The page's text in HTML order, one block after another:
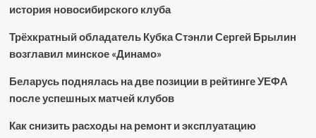
история новосибирского клуба
Трёхкратный обладатель Кубка Стэнли Сергей Брылин
возглавил минское «Динамо»
Беларусь поднялась на две позиции в рейтинге УЕФА
после успешных матчей клубов
Как снизить расходы на ремонт и эксплуатацию